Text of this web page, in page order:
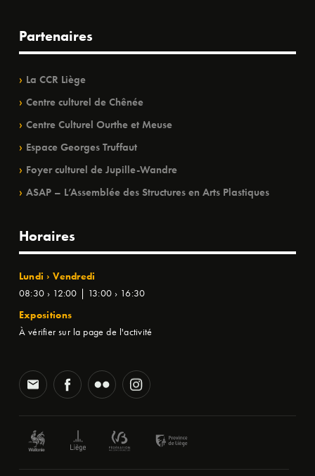
Partenaires
La CCR Liège
Centre culturel de Chênée
Centre Culturel Ourthe et Meuse
Espace Georges Truffaut
Foyer culturel de Jupille-Wandre
ASAP – L’Assemblée des Structures en Arts Plastiques
Horaires
Lundi › Vendredi
08:30 › 12:00 | 13:00 › 16:30
Expositions
À vérifier sur la page de l'activité